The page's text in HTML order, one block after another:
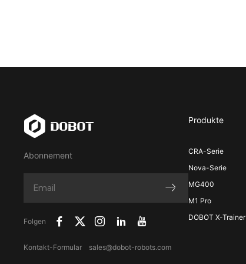
Abonnement
Folgen
Kontakt-Formular sales@dobot-robots.com
Produkte
CRA-Serie
Nova-Serie
MG400
M1 Pro
DOBOT X-Trainer